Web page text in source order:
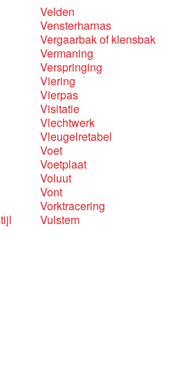
Velden
Vensterharnas
Vergaarbak of klensbak
Vermaning
Verspringing
Viering
Vierpas
Visitatie
Vlechtwerk
Vleugelretabel
Voet
Voetplaat
Voluut
Vont
Vorktracering
Vulstem